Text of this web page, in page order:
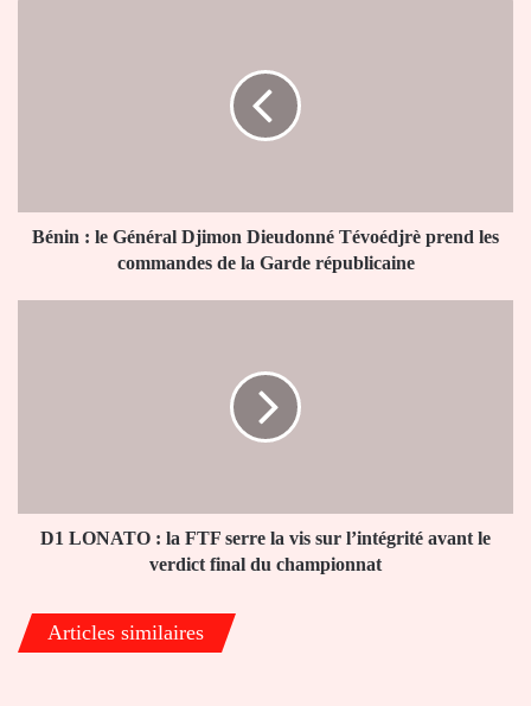
les
commandes
Bénin : le Général Djimon Dieudonné Tévoédjrè prend les
commandes de la Garde républicaine
sur
l’intégrité
verdict
final
D1 LONATO : la FTF serre la vis sur l’intégrité avant le
verdict final du championnat
Articles similaires